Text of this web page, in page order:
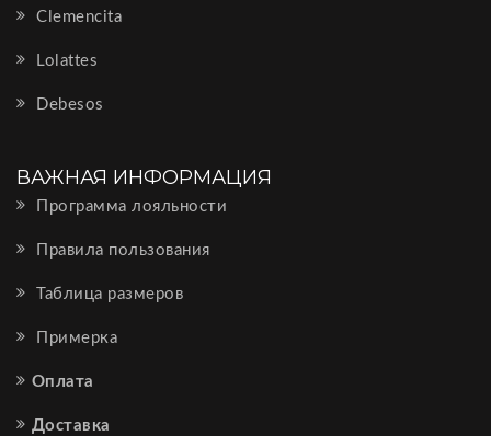
Clemencita
Lolattes
Debesos
ВАЖНАЯ ИНФОРМАЦИЯ
Программа лояльности
Правила пользования
Таблица размеров
Примерка
Оплата
Доставка